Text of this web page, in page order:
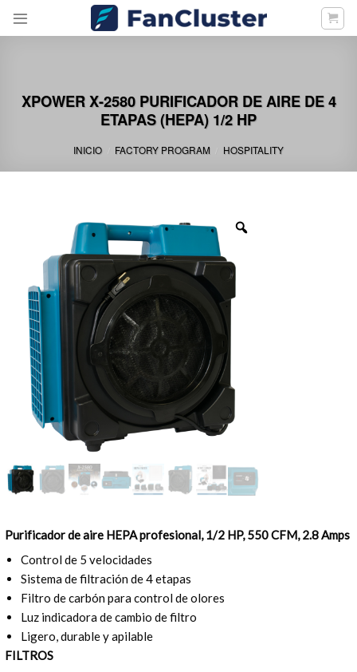
XPOWER X-2580 PURIFICADOR DE AIRE DE 4
ETAPAS (HEPA) 1/2 HP
INICIO FACTORY PROGRAM HOSPITALITY
Purificador de aire HEPA profesional, 1/2 HP, 550 CFM, 2.8 Amps
Control de 5 velocidades
Sistema de filtración de 4 etapas
Filtro de carbón para control de olores
Luz indicadora de cambio de filtro
Ligero, durable y apilable
FILTROS